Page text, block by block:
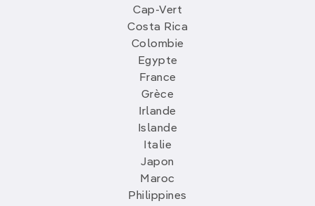
Cap-Vert
Costa Rica
Colombie
Egypte
France
Grèce
Irlande
Islande
Italie
Japon
Maroc
Philippines